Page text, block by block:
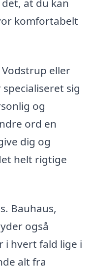
at du kan
komfortabelt
eller
sig
og
ord en
dig og
helt rigtige
Bauhaus,
også
i hvert fald lige i
alt fra